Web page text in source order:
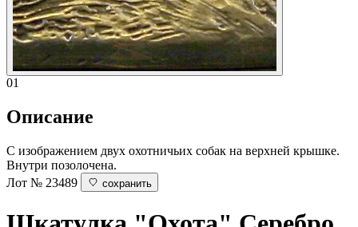
01
Описание
С изображением двух охотничьих собак на верхней крышке.
Внутри позолочена.
Лот № 23489
сохранить